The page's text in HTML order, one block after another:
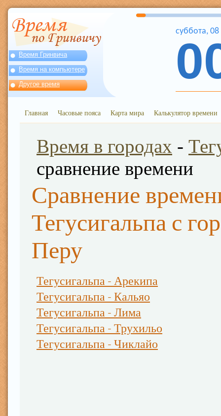
Время Гринвича
Время на компьютере
Другое время
суббота, 08
Главная Часовые пояса Карта мира Калькулятор времени
Время в городах -
сравнение времени
Сравнение
Тегусигальпа с
Перу
Тегусигальпа - Арекипа
Тегусигальпа - Кальяо
Тегусигальпа - Лима
Тегусигальпа - Трухильо
Тегусигальпа - Чиклайо